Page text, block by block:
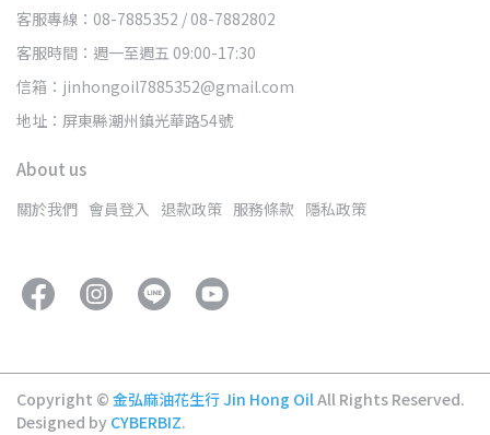
客服專線：08-7885352 / 08-7882802
客服時間：週一至週五 09:00-17:30
信箱：jinhongoil7885352@gmail.com
地址：屏東縣潮州鎮光華路54號
About us
關於我們 會員登入 退款政策 服務條款 隱私政策
Copyright © 金弘麻油花生行 Jin Hong OilAll Rights Reserved.
Designed by CYBERBIZ.